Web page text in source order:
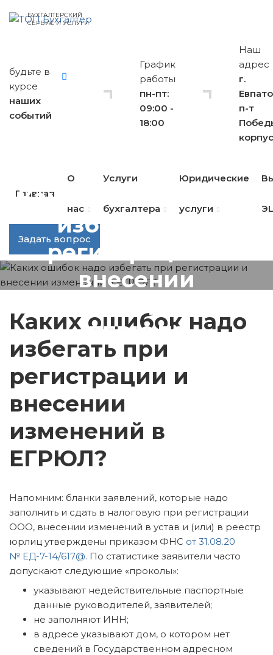
БУХГАЛТЕРСКИЙ
СЕРВИС И УСЛУГИ
будьте в
курсе
наших
событий
График
работы
пн-пт:
09:00 -
18:00
Наш
адрес
г.
п-т
Главная
О
нас
Услуги
бухгалтера
Юридические
услуги
Задать вопрос
Каких ошибок надо
избегать при
регистрации и
внесении
изменений в
ЕГРЮЛ?
Каких ошибок надо
избегать при
регистрации и
внесении
изменений в
ЕГРЮЛ?
Напомним: бланки заявлений, которые надо
заполнить и сдать в налоговую при регистрации
ООО, внесении изменений в устав и (или) в реестр
юрлиц утверждены приказом ФНС от 31.08.20
№ ЕД-7-14/617@. По статистике заявители часто
допускают следующие «проколы»:
указывают недействительные паспортные
данные руководителей, заявителей;
не заполняют ИНН;
в адресе указывают дом, о котором нет
сведений в Государственном адресном